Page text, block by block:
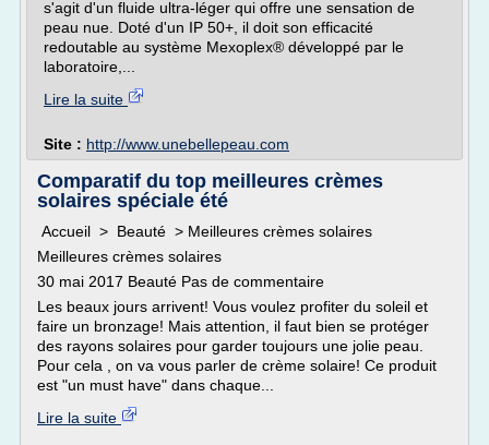
s'agit d'un fluide ultra-léger qui offre une sensation de
peau nue. Doté d'un IP 50+, il doit son efficacité
redoutable au système Mexoplex® développé par le
laboratoire,...
Lire la suite
Site : http://www.unebellepeau.com
Comparatif du top meilleures crèmes
solaires spéciale été
Accueil > Beauté > Meilleures crèmes solaires
Meilleures crèmes solaires
30 mai 2017 Beauté Pas de commentaire
Les beaux jours arrivent! Vous voulez profiter du soleil et
faire un bronzage! Mais attention, il faut bien se protéger
des rayons solaires pour garder toujours une jolie peau.
Pour cela , on va vous parler de crème solaire! Ce produit
est "un must have" dans chaque...
Lire la suite